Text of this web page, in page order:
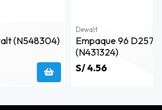
(n548304)
Dewalt
Empaque 96
(n431324)
S/ 4.56